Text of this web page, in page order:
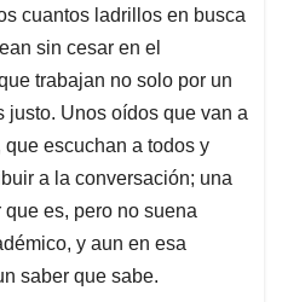
cuantos ladrillos en busca
sin cesar en el
trabajan no solo por un
justo. Unos oídos que van a
que escuchan a todos y
a la conversación; una
es, pero no suena
y aun en esa
saber que sabe.